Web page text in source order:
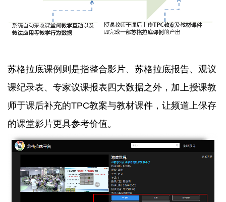
苏格拉底课例则是指整合影片、苏格拉底报告、观议
课纪录表、专家议课报表四大数据之外，加上授课教
师于课后补充的TPC教案与教材课件，让频道上保存
的课堂影片更具参考价值。